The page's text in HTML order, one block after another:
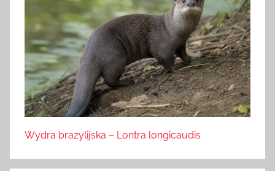
Wydra brazylijska – Lontra longicaudis